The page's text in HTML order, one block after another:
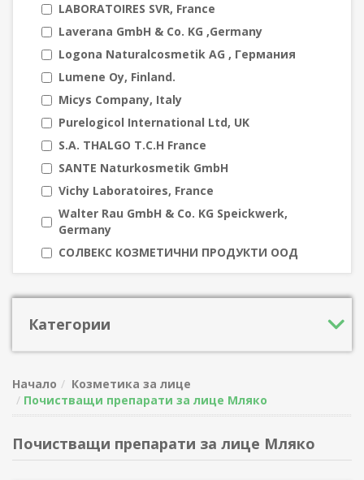
LABORATOIRES SVR, France
Laverana GmbH & Co. KG ,Germany
Logona Naturalcosmetik AG , Германия
Lumene Oy, Finland.
Micys Company, Italy
Purelogicol International Ltd, UK
S.A. THALGO T.C.H France
SANTE Naturkosmetik GmbH
Vichy Laboratoires, France
Walter Rau GmbH & Co. KG Speickwerk,
Germany
СОЛВЕКС КОЗМЕТИЧНИ ПРОДУКТИ ООД
Категории
Начало
Козметика за лице
Почистващи препарати за лице Мляко
Почистващи препарати за лице Мляко